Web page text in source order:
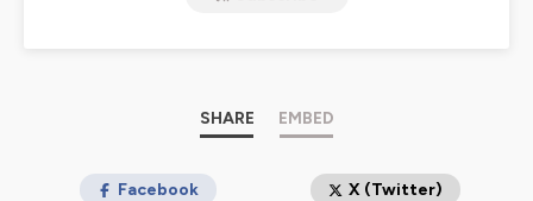
joue en sécurité des soins, changer de regard sur le
risque et l’erreur médicale, donner des clés pour agir et
Ce podcast n’aurait pas pu être produit sans le soutien
SHARE EMBED
Facebook X (Twitter)